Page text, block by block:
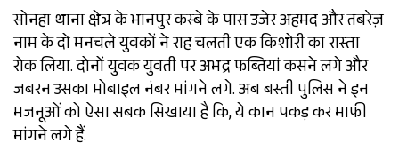
सोनहा थाना क्षेत्र के भानपुर कस्बे के पास उजेर अहमद और तबरेज़
नाम के दो मनचले युवकों ने राह चलती एक किशोरी का रास्ता
रोक लिया. दोनों युवक युवती पर अभद्र फब्तियां कसने लगे और
जबरन उसका मोबाइल नंबर मांगने लगे. अब बस्ती पुलिस ने इन
मजनूओं को ऐसा सबक सिखाया है कि, ये कान पकड़ कर माफी
मांगने लगे हैं.